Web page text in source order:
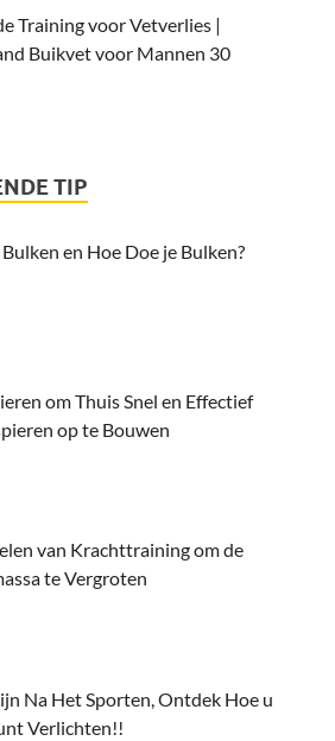
Training voor Vetverlies |
Buikvet voor Mannen 30
TIP
en Hoe Doe je Bulken?
om Thuis Snel en Effectief
op te Bouwen
van Krachttraining om de
te Vergroten
Na Het Sporten, Ontdek Hoe u
Verlichten!!